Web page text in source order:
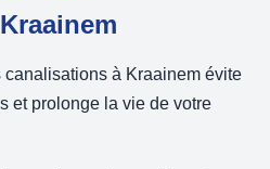
canalisations à Kraainem évite
et prolonge la vie de votre